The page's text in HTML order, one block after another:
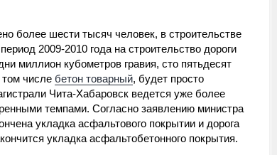
более шести тысяч человек, в строительстве
2009-2010 года на строительство дороги
миллион кубометров гравия, сто пятьдесят
том числе бетон товарный, будет просто
Чита-Хабаровск ведется уже более
темпами. Согласно заявлению министра
укладка асфальтового покрытии и дорога
укладка асфальтобетонного покрытия.